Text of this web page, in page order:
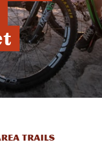
Trails